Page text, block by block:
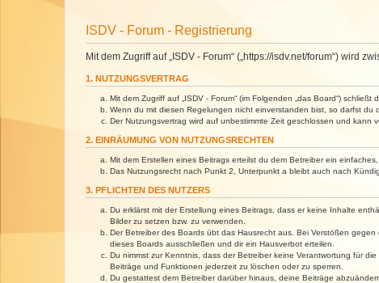
ISDV - Forum - Registrierung
Mit dem Zugriff auf „ISDV - Forum“ („https://isdv.net/forum“) wird
1. NUTZUNGSVERTRAG
Mit dem Zugriff auf „ISDV - Forum“ (im Folgenden „das Board“)
Wenn du mit diesen Regelungen nicht einverstanden bist, so darfst
Der Nutzungsvertrag wird auf unbestimmte Zeit geschlossen und
2. EINRÄUMUNG VON NUTZUNGSRECHTEN
Mit dem Erstellen eines Beitrags erteilst du dem Betreiber ein
Das Nutzungsrecht nach Punkt 2, Unterpunkt a bleibt auch nach
3. PFLICHTEN DES NUTZERS
Du erklärst mit der Erstellung eines Beitrags, dass er keine Inhalte
Bilder zu setzen bzw. zu verwenden.
Der Betreiber des Boards übt das Hausrecht aus. Bei Verstößen
dieses Boards ausschließen und dir ein Hausverbot erteilen.
Du nimmst zur Kenntnis, dass der Betreiber keine Verantwortung für
Beiträge und Funktionen jederzeit zu löschen oder zu sperren.
Du gestattest dem Betreiber darüber hinaus, deine Beiträge